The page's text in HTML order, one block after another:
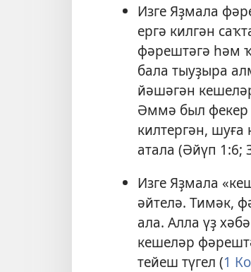
Изге Яҙмала
ергә килгән
фәрештәгә һәм
бала тыуҙыра
йәшәгән
Әммә был фекер
килтергән,
атала (Әйүп 1:6;
Изге Яҙмала
әйтелә. Тимәк,
ала. Алла үҙ
кешеләр
тейеш түгел (1